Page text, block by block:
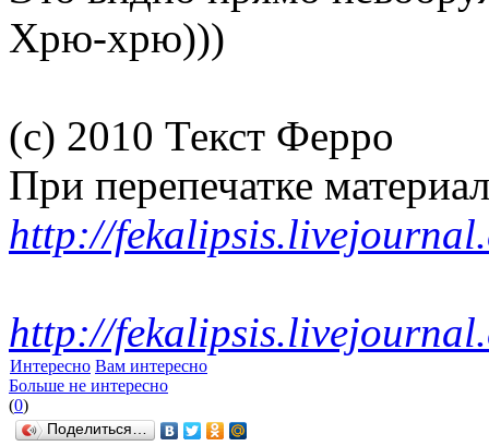
Хрю-хрю)))
(с) 2010 Текст Ферро
При перепечатке
http://
http://
Интересно Вам интересно
Больше не интересно
(0)
Поделиться…